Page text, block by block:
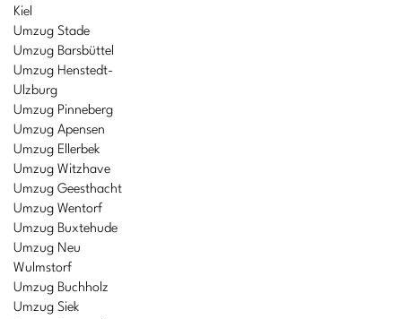
Kiel
Umzug Stade
Umzug Barsbüttel
Umzug Henstedt-
Ulzburg
Umzug Pinneberg
Umzug Apensen
Umzug Ellerbek
Umzug Witzhave
Umzug Geesthacht
Umzug Wentorf
Umzug Buxtehude
Umzug Neu
Wulmstorf
Umzug Buchholz
Umzug Siek